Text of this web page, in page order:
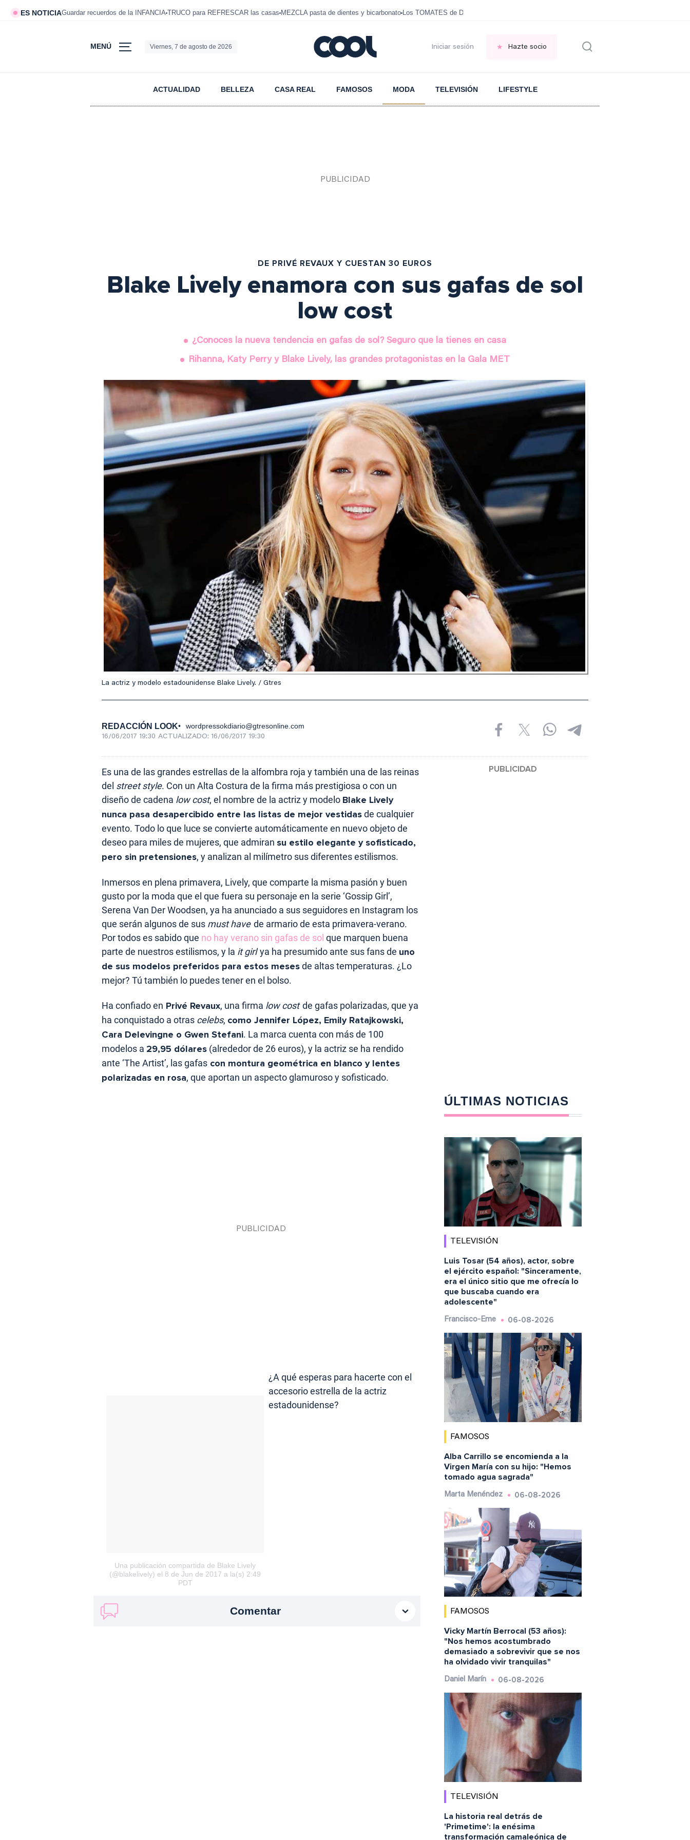
ES NOTICIAGuardar recuerdos de la INFANCIA TRUCO para REFRESCAR las casas MEZCLA pasta de dientes y bicarbonato Los TOMATES de Dani García
MENÚ Viernes, 7 de agosto de 2026 Iniciar sesión Hazte socio
ACTUALIDAD BELLEZA CASA REAL FAMOSOS MODA TELEVISIÓN LIFESTYLE
DE PRIVÉ REVAUX Y CUESTAN 30 EUROS
Blake Lively enamora con sus gafas de sol
low cost
¿Conoces la nueva tendencia en gafas de sol? Seguro que la tienes en casa
Rihanna, Katy Perry y Blake Lively, las grandes protagonistas en la Gala MET
La actriz y modelo estadounidense Blake Lively. / Gtres
REDACCIÓN LOOK wordpressokdiario@gtresonline.com
16/06/2017 19:30 ACTUALIZADO: 16/06/2017 19:30
Es una de las grandes estrellas de la alfombra roja y también una de las reinas
del street style. Con un Alta Costura de la firma más prestigiosa o con un
diseño de cadena low cost, el nombre de la actriz y modelo Blake Lively
nunca pasa desapercibido entre las listas de mejor vestidasde cualquier
evento. Todo lo que luce se convierte automáticamente en nuevo objeto de
deseo para miles de mujeres, que admiran su estilo elegante y sofisticado,
pero sin pretensiones, y analizan al milímetro sus diferentes estilismos.
Inmersos en plena primavera, Lively, que comparte la misma pasión y buen
gusto por la moda que el que fuera su personaje en la serie ‘Gossip Girl’,
Serena Van Der Woodsen, ya ha anunciado a sus seguidores en Instagram los
que serán algunos de sus must have de armario de esta primavera-verano.
Por todos es sabido que no hay verano sin gafas de sol que marquen buena
parte de nuestros estilismos, y la it girlya ha presumido ante sus fans de uno
de sus modelos preferidos para estos mesesde altas temperaturas. ¿Lo
mejor? Tú también lo puedes tener en el bolso.
Ha confiado en Privé Revaux, una firma low costde gafas polarizadas, que ya
ha conquistado a otras celebs, como Jennifer López, Emily Ratajkowski,
Cara Delevingne o Gwen Stefani. La marca cuenta con más de 100
modelos a 29,95 dólares (alrededor de 26 euros), y la actriz se ha rendido
ante ‘The Artist’, las gafas con montura geométrica en blanco y lentes
polarizadas en rosa, que aportan un aspecto glamuroso y sofisticado.
Una publicación compartida de Blake Lively
(@blakelively) el 8 de Jun de 2017 a la(s) 2:49
PDT
¿A qué esperas para hacerte con el
accesorio estrella de la actriz
estadounidense?
Comentar
ÚLTIMAS NOTICIAS
TELEVISIÓN
Luis Tosar (54 años), actor, sobre
el ejército español: "Sinceramente,
era el único sitio que me ofrecía lo
que buscaba cuando era
adolescente"
Francisco-Eme 06-08-2026
FAMOSOS
Alba Carrillo se encomienda a la
Virgen María con su hijo: "Hemos
tomado agua sagrada"
Marta Menéndez 06-08-2026
FAMOSOS
Vicky Martín Berrocal (53 años):
"Nos hemos acostumbrado
demasiado a sobrevivir que se nos
ha olvidado vivir tranquilas"
Daniel Marín 06-08-2026
TELEVISIÓN
La historia real detrás de
'Primetime': la enésima
transformación camaleónica de